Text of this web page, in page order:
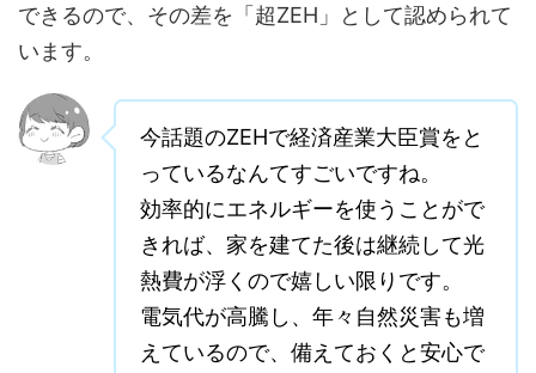
できるので、その差を「超ZEH」として認められて
います。
今話題のZEHで経済産業大臣賞をと
っているなんてすごいですね。
効率的にエネルギーを使うことがで
きれば、家を建てた後は継続して光
熱費が浮くので嬉しい限りです。
電気代が高騰し、年々自然災害も増
えているので、備えておくと安心で